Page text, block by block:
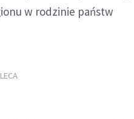
w rodzinie państw